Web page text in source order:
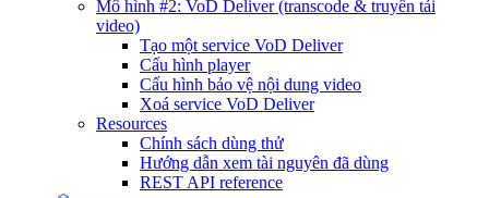
Mô hình #2: VoD Deliver (transcode & truyền tải
video)
Tạo một service VoD Deliver
Cấu hình player
Cấu hình bảo vệ nội dung video
Xoá service VoD Deliver
Resources
Chính sách dùng thử
Hướng dẫn xem tài nguyên đã dùng
REST API reference